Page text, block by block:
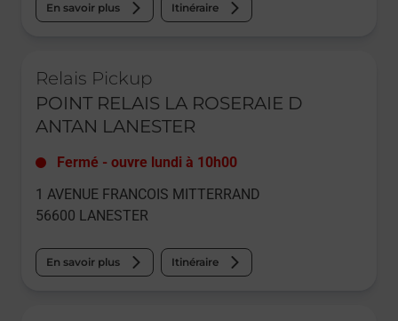
En savoir plus Itinéraire
Relais Pickup
POINT RELAIS LA ROSERAIE D
ANTAN LANESTER
Fermé - ouvre lundi à 10h00
1 AVENUE FRANCOIS MITTERRAND
56600 LANESTER
En savoir plus Itinéraire